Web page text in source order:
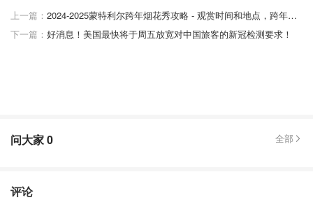
访问该地区的
基础设施网站 ，了解旅行通知和
路况。
上一篇：
2024-2025蒙特利尔跨年烟花秀攻略 - 观赏时间和地点，跨年热门活动清单！
下一篇： 好消息！美国最快将于周五放宽对中国旅客的新冠检测要求！
问大家0 全部
评论